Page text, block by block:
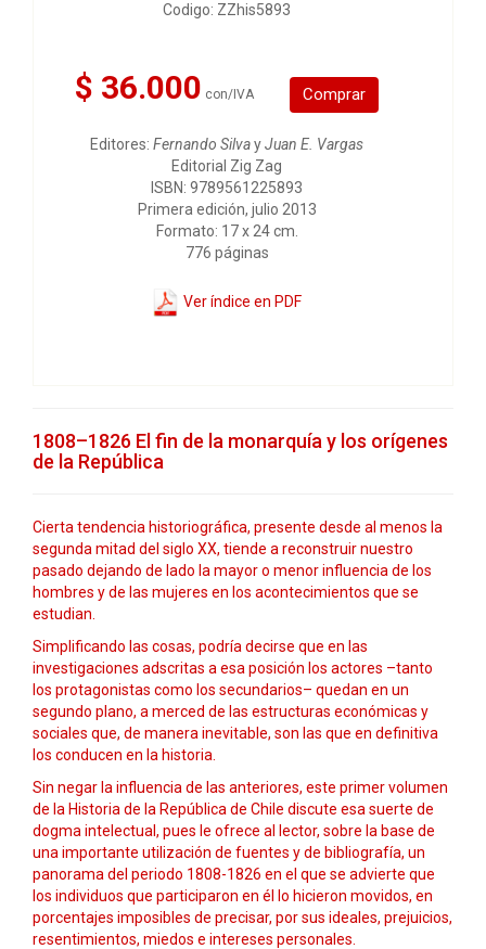
Codigo: ZZhis5893
$ 36.000 con/IVA Comprar
Editores: Fernando SilvayJuan E. Vargas
Editorial Zig Zag
ISBN: 9789561225893
Primera edición, julio 2013
Formato: 17 x 24 cm.
776 páginas
Ver índice en PDF
1808–1826 El fin de la monarquía y los orígenes
de la República
Cierta tendencia historiográfica, presente desde al menos la
segunda mitad del siglo XX, tiende a reconstruir nuestro
pasado dejando de lado la mayor o menor influencia de los
hombres y de las mujeres en los acontecimientos que se
estudian.
Simplificando las cosas, podría decirse que en las
investigaciones adscritas a esa posición los actores –tanto
los protagonistas como los secundarios– quedan en un
segundo plano, a merced de las estructuras económicas y
sociales que, de manera inevitable, son las que en definitiva
los conducen en la historia.
Sin negar la influencia de las anteriores, este primer volumen
de la Historia de la República de Chile discute esa suerte de
dogma intelectual, pues le ofrece al lector, sobre la base de
una importante utilización de fuentes y de bibliografía, un
panorama del periodo 1808-1826 en el que se advierte que
los individuos que participaron en él lo hicieron movidos, en
porcentajes imposibles de precisar, por sus ideales, prejuicios,
resentimientos, miedos e intereses personales.